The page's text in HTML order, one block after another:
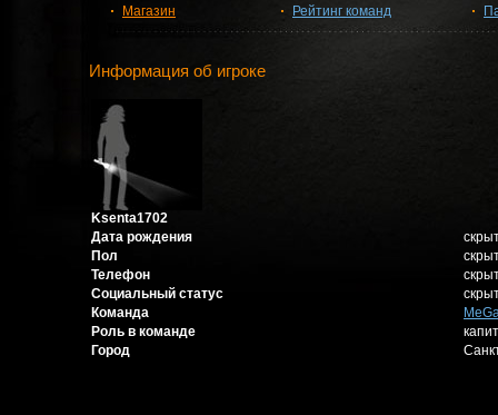
Магазин
Рейтинг команд
Информация об игроке
Ksenta1702
Дата рождения
Пол
Телефон
Социальный статус
Команда
Роль в команде
Город